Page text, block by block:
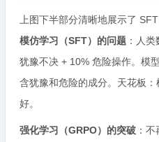
上图下半部分清晰地展示了
模仿学习（SFT）的问题 ：人
犹豫不决 + 10% 危险操作。模
含犹豫和危险的成分。天花板
好。
强化学习（GRPO）的突破 ：